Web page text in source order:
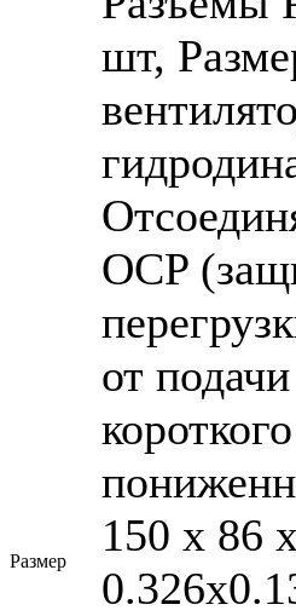
шт,
OCP
от
Размер
150 х 86